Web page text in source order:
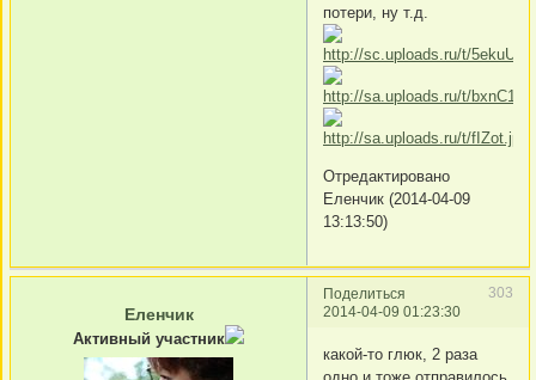
потери, ну т.д.
Отредактировано
Еленчик (2014-04-09
13:13:50)
Поделиться
303
2014-04-09 01:23:30
Еленчик
Активный участник
какой-то глюк, 2 раза